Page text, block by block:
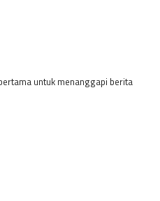
untuk menanggapi berita